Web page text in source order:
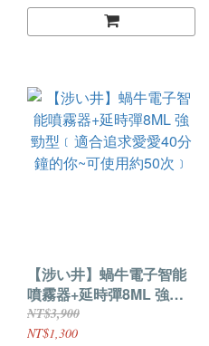
【涉い井】蝸牛電子智能
噴霧器+延時彈8ML 強勁
型﹝適合追求愛愛40分鐘
的你~可使用約50次﹞
NT$3,900
NT$1,300